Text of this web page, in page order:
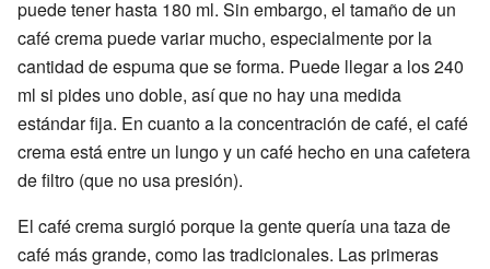
puede tener hasta 180 ml. Sin embargo, el tamaño de un
café crema puede variar mucho, especialmente por la
cantidad de espuma que se forma. Puede llegar a los 240
ml si pides uno doble, así que no hay una medida
estándar fija. En cuanto a la concentración de café, el café
crema está entre un lungo y un café hecho en una cafetera
de filtro (que no usa presión).
El café crema surgió porque la gente quería una taza de
café más grande, como las tradicionales. Las primeras